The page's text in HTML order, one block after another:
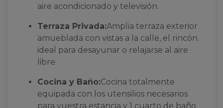
aire acondicionado y televisión.
Terraza Privada:Amplia terraza exterior
amueblada con vistas a la calle, el rincón
ideal para desayunar o relajarse al aire
libre.
Cocina y Baño:Cocina totalmente
equipada con los utensilios necesarios
para vuestra estancia y 1 cuarto de baño